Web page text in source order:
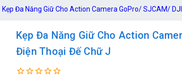
Kẹp Đa Năng Giữ Cho Action Camera GoPro/ SJCAM/
Kẹp Đa Năng Giữ Cho Action
Điện Thoại Đế Chữ J